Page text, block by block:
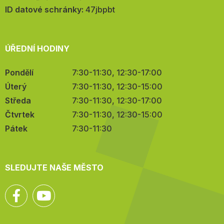
mail:
ID datové schránky: 47jbpbt
ÚŘEDNÍ HODINY
Pondělí
7:30-11:30, 12:30-17:00
Úterý
7:30-11:30, 12:30-15:00
Středa
7:30-11:30, 12:30-17:00
Čtvrtek
7:30-11:30, 12:30-15:00
Pátek
7:30-11:30
SLEDUJTE NAŠE MĚSTO
Facebook